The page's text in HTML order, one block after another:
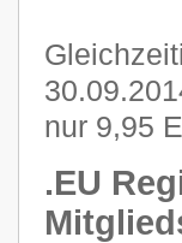
nur 9,95
.EU